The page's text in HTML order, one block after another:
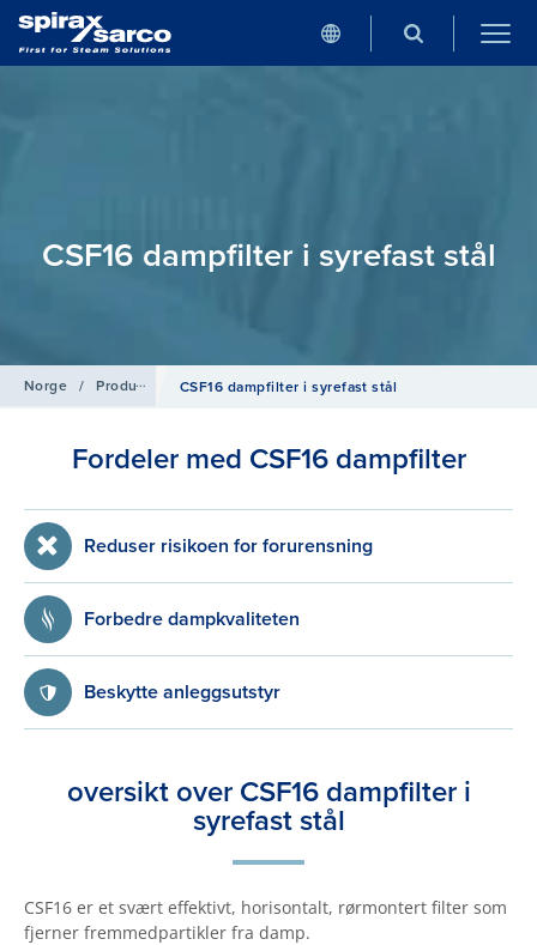
CSF16 dampfilter i syrefast stål
Norge / Produkter / Clean Steam
CSF16 dampfilter i syrefast stål
Fordeler med CSF16 dampfilter
Reduser risikoen for forurensning
Forbedre dampkvaliteten
Beskytte anleggsutstyr
oversikt over CSF16 dampfilter i
syrefast stål
CSF16 er et svært effektivt, horisontalt, rørmontert filter som
fjerner fremmedpartikler fra damp.